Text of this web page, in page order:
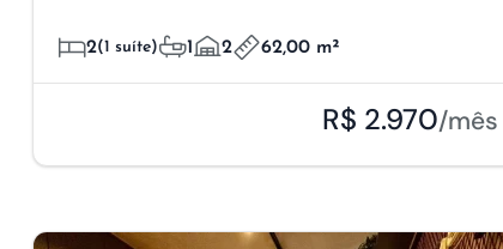
2(1 suíte) 1 2 62,00 m²
R$ 2.970/mês